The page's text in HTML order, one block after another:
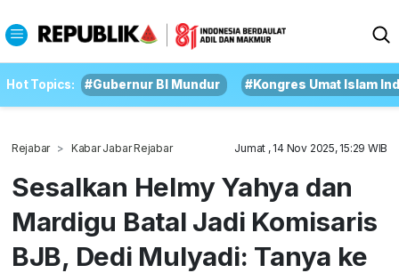
Hot Topics: #Gubernur BI Mundur #Kongres Umat Islam
Rejabar Kabar Jabar Rejabar Jumat , 14 Nov 2025, 15:29 WIB
Sesalkan Helmy Yahya dan
Mardigu Batal Jadi Komisaris
BJB, Dedi Mulyadi: Tanya ke